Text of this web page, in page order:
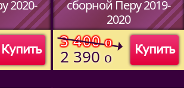
2020-
Купить
сборной Перу 2019-
2020
(Код:)
Купить
3 400o
2 390 o